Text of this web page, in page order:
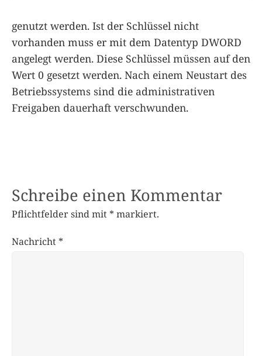
genutzt werden. Ist der Schlüssel nicht
vorhanden muss er mit dem Datentyp DWORD
angelegt werden. Diese Schlüssel müssen auf den
Wert 0 gesetzt werden. Nach einem Neustart des
Betriebssystems sind die administrativen
Freigaben dauerhaft verschwunden.
Schreibe einen Kommentar
Pflichtfelder sind mit * markiert.
Nachricht *